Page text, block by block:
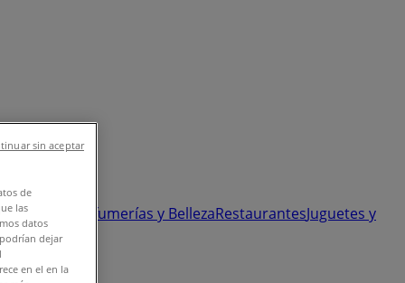
Ópticas Perfumerías y BellezaRestaurantesJuguetes y
de
las
datos
dejar
en el en la
sin aceptar